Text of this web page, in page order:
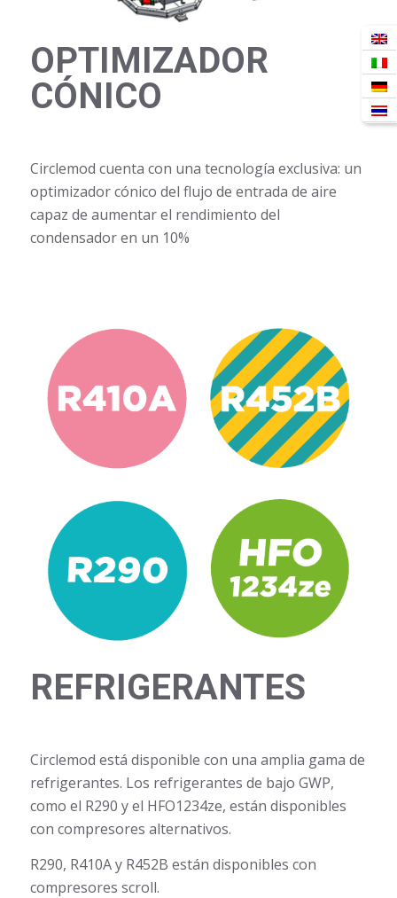
OPTIMIZADOR
CÓNICO
Circlemod cuenta con una tecnología exclusiva: un
optimizador cónico del flujo de entrada de aire
capaz de aumentar el rendimiento del
condensador en un 10%
REFRIGERANTES
Circlemod está disponible con una amplia gama de
refrigerantes. Los refrigerantes de bajo GWP,
como el R290 y el HFO1234ze, están disponibles
con compresores alternativos.
R290, R410A y R452B están disponibles con
compresores scroll.